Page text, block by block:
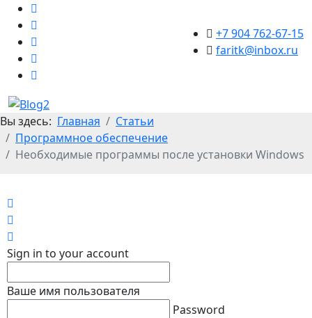
+7 904 762-67-15
faritk@inbox.ru
Вы здесь: Главная
Статьи
Программное обеспечение
Необходимые программы после установки Windows
Sign in to your account
Ваше имя пользователя
Password